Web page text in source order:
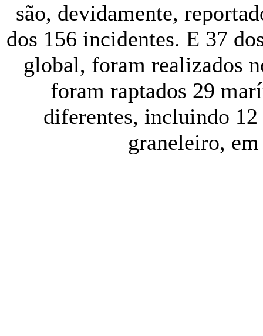
são, devidamente,
dos 156 incidentes. E 37
global, foram realizados
foram raptados 29
diferentes, incluindo
graneleiro,